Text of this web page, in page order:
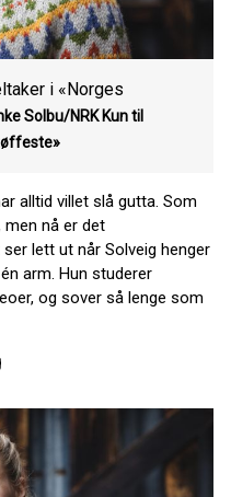
i «Norges
Solbu/NRK Kun til
alltid villet slå gutta. Som
men nå er det
lett ut når Solveig henger
arm. Hun studerer
og sover så lenge som